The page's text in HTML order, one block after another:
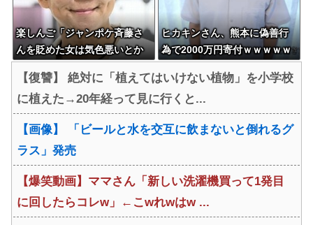
楽しんご「ジャンポケ斉藤さ
んを貶めた女は気色悪いとか
だけは素直なんだな！週刊誌
から金もらってるだろ」
ヒカキンさん、熊本に偽善行
為で2000万円寄付ｗｗｗｗｗ
【復讐】 絶対に「植えてはいけない植物」を小学校
に植えた→20年経って見に行くと...
【画像】 「ビールと水を交互に飲まないと倒れるグ
ラス」発売
【爆笑動画】ママさん「新しい洗濯機買って1発目
に回したらコレw」←こwれwはw ...